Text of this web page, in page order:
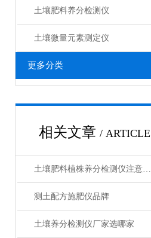
土壤肥料养分检测仪​
土壤微量元素测定仪
更多分类
相关文章 / ARTICLE
土壤肥料植株养分检测仪注意事项
测土配方施肥仪品牌
土壤养分检测仪厂家选哪家